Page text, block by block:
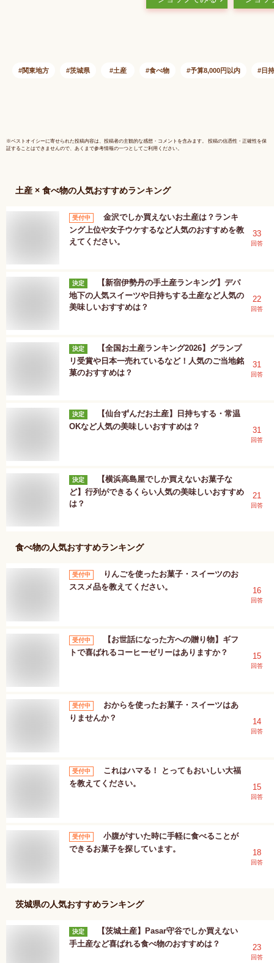
っとり＆なめらか！
お返し ご褒美 お取
メル3個
ゼント お
関東地方 茨城県 土産 食べ物 予算8,000円以内 日
※ベストオイシーに寄せられた投稿内容は、投稿者の主観的な感想・コメントを含みます。 投稿の信憑性・正確性を保
証することはできませんので、あくまで参考情報の一つとしてご利用ください。
土産 × 食べ物の人気おすすめランキング
受付中
金沢でしか買えないお土産は？ランキ
ング上位や女子ウケするなど人気のおすすめを教
えてください。
33
回答
決定
【新宿伊勢丹の手土産ランキング】デパ
地下の人気スイーツや日持ちする土産など人気の
美味しいおすすめは？
22
回答
決定
【全国お土産ランキング2026】グランプ
リ受賞や日本一売れているなど！人気のご当地銘
菓のおすすめは？
31
回答
決定
【仙台ずんだお土産】日持ちする・常温
OKなど人気の美味しいおすすめは？
31
回答
決定
【横浜高島屋でしか買えないお菓子な
ど】行列ができるくらい人気の美味しいおすすめ
は？
21
回答
食べ物の人気おすすめランキング
受付中
りんごを使ったお菓子・スイーツのお
ススメ品を教えてください。
16
回答
受付中
【お世話になった方への贈り物】ギフ
トで喜ばれるコーヒーゼリーはありますか？
15
回答
受付中
おからを使ったお菓子・スイーツはあ
りませんか？
14
回答
受付中
これはハマる！ とってもおいしい大福
を教えてください。
15
回答
受付中
小腹がすいた時に手軽に食べることが
できるお菓子を探しています。
18
回答
茨城県の人気おすすめランキング
決定
【茨城土産】Pasar守谷でしか買えない
手土産など喜ばれる食べ物のおすすめは？
23
回答